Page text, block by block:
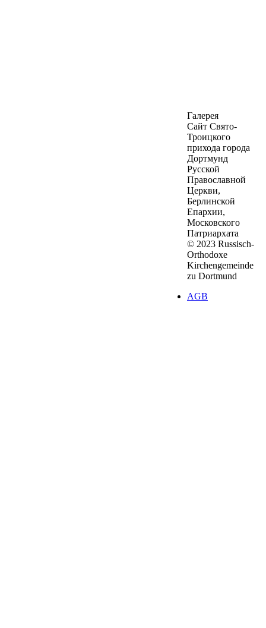
Галерея
Сайт Свято-
Троицкого
прихода города
Дортмунд
Русской
Православной
Церкви,
Берлинской
Епархии,
Московского
Патриархата
© 2023 Russisch-
Orthodoxe
Kirchengemeinde
zu Dortmund
АGB